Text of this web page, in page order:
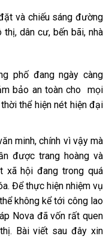
và chiếu sáng đường
dân cư, bến bãi, nhà
phố đang ngày càng
bảo an toàn cho mọi
thể hiện nét hiện đại
minh, chính vì vậy mà
được trang hoàng và
xã hội đang trong quá
Để thực hiện nhiệm vụ
không kể tới công lao
Nova đã vốn rất quen
Bài viết sau đây xin